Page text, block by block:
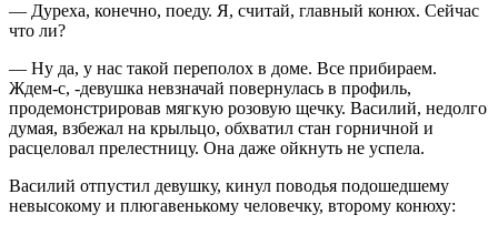
— Дуреха, конечно, поеду. Я, считай, главный конюх. Сейчас
что ли?
— Ну да, у нас такой переполох в доме. Все прибираем.
Ждем-с, -девушка невзначай повернулась в профиль,
продемонстрировав мягкую розовую щечку. Василий, недолго
думая, взбежал на крыльцо, обхватил стан горничной и
расцеловал прелестницу. Она даже ойкнуть не успела.
Василий отпустил девушку, кинул поводья подошедшему
невысокому и плюгавенькому человечку, второму конюху: